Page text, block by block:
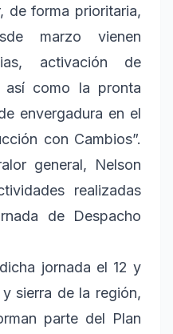
de forma prioritaria,
marzo vienen
activación de
así como la pronta
envergadura en el
con Cambios”.
general, Nelson
realizadas
de Despacho
jornada el 12 y
sierra de la región,
parte del Plan